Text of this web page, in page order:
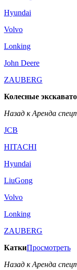
Hyundai
Volvo
Lonking
John Deere
ZAUBERG
Колесные
Назад к Аренда
JCB
HITACHI
Hyundai
LiuGong
Volvo
Lonking
ZAUBERG
КаткиПросмотреть
Назад к Аренда